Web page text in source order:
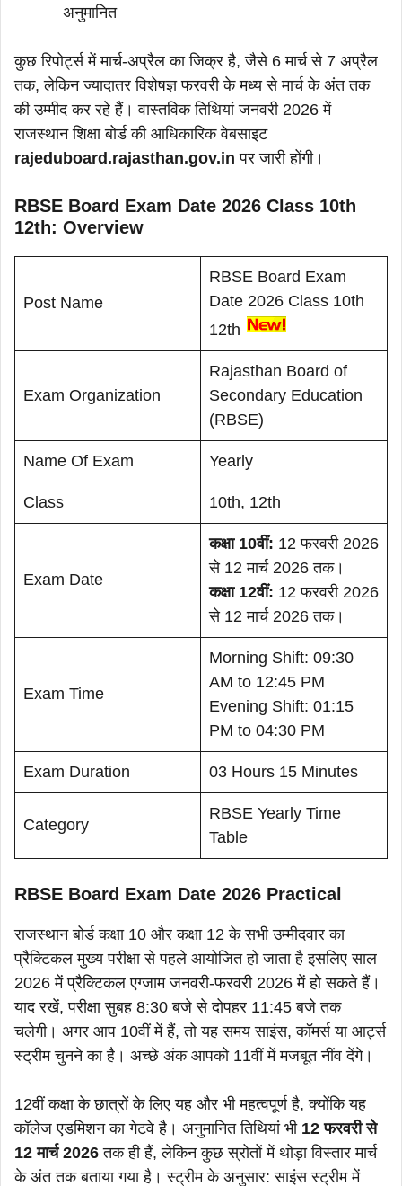
अनुमानित
कुछ रिपोर्ट्स में मार्च-अप्रैल का जिक्र है, जैसे 6 मार्च से 7 अप्रैल
तक, लेकिन ज्यादातर विशेषज्ञ फरवरी के मध्य से मार्च के अंत तक
की उम्मीद कर रहे हैं। वास्तविक तिथियां जनवरी 2026 में
राजस्थान शिक्षा बोर्ड की आधिकारिक वेबसाइट
rajeduboard.rajasthan.gov.in पर जारी होंगी।
RBSE Board Exam Date 2026 Class 10th
12th: Overview
Post Name
RBSE Board Exam
Date 2026 Class 10th
12th
Exam Organization
Rajasthan Board of
Secondary Education
(RBSE)
Name Of Exam Yearly
Class 10th, 12th
Exam Date
कक्षा 10वीं: 12 फरवरी 2026
से 12 मार्च 2026 तक।
कक्षा 12वीं: 12 फरवरी 2026
से 12 मार्च 2026 तक।
Exam Time
Morning Shift: 09:30
AM to 12:45 PM
Evening Shift: 01:15
PM to 04:30 PM
Exam Duration 03 Hours 15 Minutes
Category
RBSE Yearly Time
Table
RBSE Board Exam Date 2026 Practical
राजस्थान बोर्ड कक्षा 10 और कक्षा 12 के सभी उम्मीदवार का
प्रैक्टिकल मुख्य परीक्षा से पहले आयोजित हो जाता है इसलिए साल
2026 में प्रैक्टिकल एग्जाम जनवरी-फरवरी 2026 में हो सकते हैं।
याद रखें, परीक्षा सुबह 8:30 बजे से दोपहर 11:45 बजे तक
चलेगी। अगर आप 10वीं में हैं, तो यह समय साइंस, कॉमर्स या आर्ट्स
स्ट्रीम चुनने का है। अच्छे अंक आपको 11वीं में मजबूत नींव देंगे।
12वीं कक्षा के छात्रों के लिए यह और भी महत्वपूर्ण है, क्योंकि यह
कॉलेज एडमिशन का गेटवे है। अनुमानित तिथियां भी 12 फरवरी से
12 मार्च 2026 तक ही हैं, लेकिन कुछ स्रोतों में थोड़ा विस्तार मार्च
के अंत तक बताया गया है। स्ट्रीम के अनुसार: साइंस स्ट्रीम में